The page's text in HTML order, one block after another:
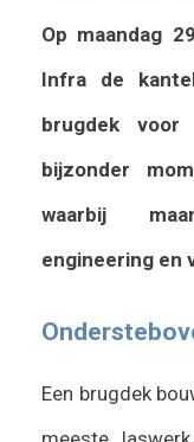
Op maandag
Infra de
brugdek voor
bijzonder
waarbij
engineering en
Een brugdek